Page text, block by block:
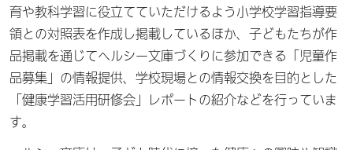
育や教科学習に役立てていただけるよう小学校学習指導要
領との対照表を作成し掲載しているほか、子どもたちが作
品掲載を通じてヘルシー文庫づくりに参加できる「児童作
品募集」の情報提供、学校現場との情報交換を目的とした
「健康学習活用研修会」レポートの紹介などを行っていま
す。